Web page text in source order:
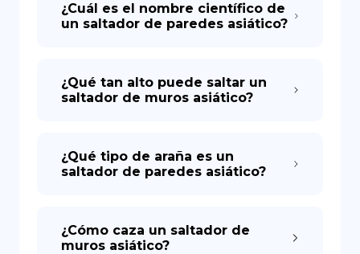
¿Cuál es el nombre científico de
un saltador de paredes asiático?
¿Qué tan alto puede saltar un
saltador de muros asiático?
¿Qué tipo de araña es un
saltador de paredes asiático?
¿Cómo caza un saltador de
muros asiático?